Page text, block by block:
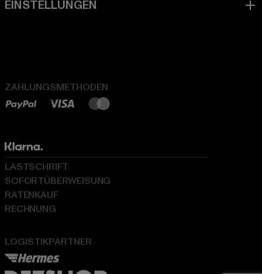
ZAHLUNGSMETHODEN
LOGISTIKPARTNER
LASTSCHRIFT
SOFORTÜBERWEISUNG
RATENKAUF
RECHNUNG